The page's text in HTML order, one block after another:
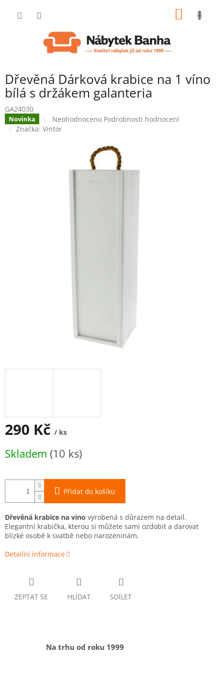
Dřevěná Dárková krabice na 1 víno
bílá s držákem galanteria
GA24030
Novinka
Průměrné
hodnocení
Neohodnoceno Podrobnosti hodnocení
Značka: Vintor
290 Kč / ks
cena:
Skladem (10 ks)
Přidat do košíku
Dřevěná krabice na víno vyrobená s důrazem na detail.
Elegantní krabička, kterou si můžete sami ozdobit a darovat
blízké osobě k svatbě nebo narozeninám.
Detailní informace
ZEPTAT SE HLÍDAT SDÍLET
Na trhu od roku 1999